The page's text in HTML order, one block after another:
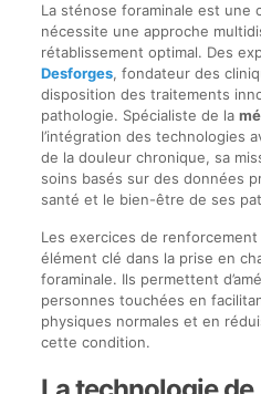
La sténose foraminale est une
nécessite une approche
rétablissement optimal. Des
Desforges, fondateur des
disposition des traitements
pathologie. Spécialiste de la
l’intégration des technologies
de la douleur chronique, sa
soins basés sur des données
santé et le bien-être de ses
Les exercices de
élément clé dans la prise en
foraminale. Ils permettent
personnes touchées en
physiques normales et en
cette condition.